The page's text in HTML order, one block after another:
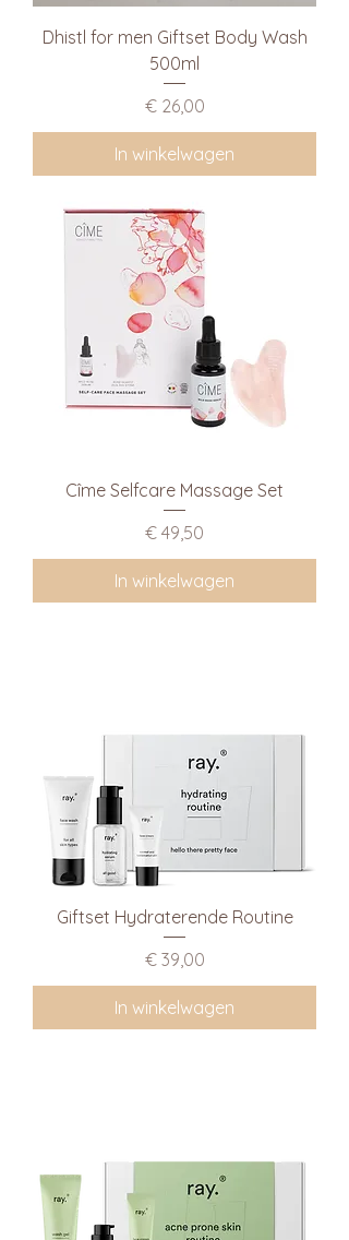
Dhistl for men Giftset Body Wash
500ml
Prijs
€ 26,00
In winkelwagen
Cîme Selfcare Massage Set
Prijs
€ 49,50
In winkelwagen
Giftset Hydraterende Routine
Prijs
€ 39,00
In winkelwagen